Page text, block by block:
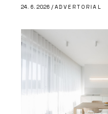
24. 6. 2026 / ADVERTORIAL